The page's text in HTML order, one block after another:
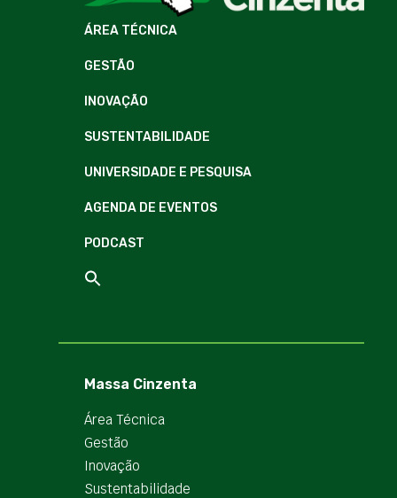
ÁREA TÉCNICA
GESTÃO
INOVAÇÃO
SUSTENTABILIDADE
UNIVERSIDADE E PESQUISA
AGENDA DE EVENTOS
PODCAST
Massa Cinzenta
Área Técnica
Gestão
Inovação
Sustentabilidade